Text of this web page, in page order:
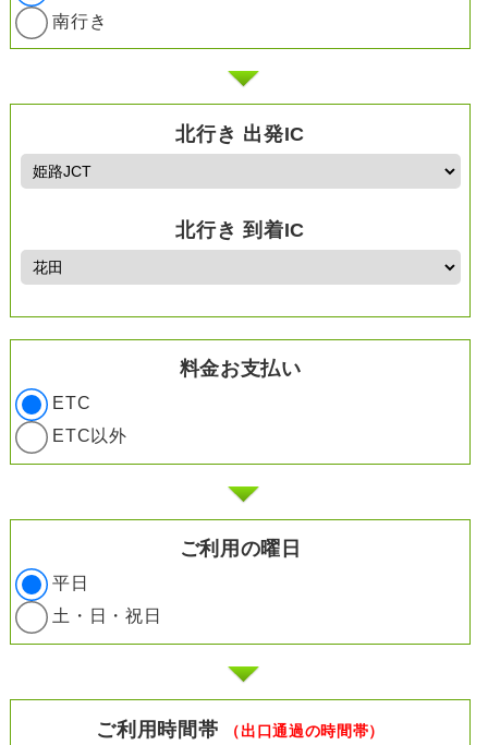
南行き
北行き 出発IC
北行き 到着IC
料金お支払い
ETC
ETC以外
ご利用の曜日
平日
土・日・祝日
ご利用時間帯 （出口通過の時間帯）